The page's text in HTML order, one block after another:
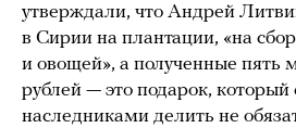
утверждали, что Андрей
в Сирии на плантации, «на
и овощей», а полученные пять
рублей — это подарок, который
наследниками делить не